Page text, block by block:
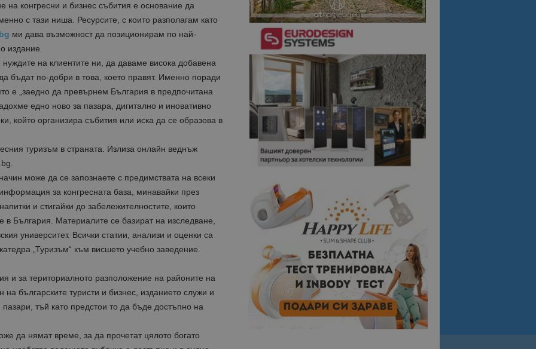
на конгресни и бизнес събития е основание да
с тази ниша. Ресурсите, с които разполагам като
ми дава възможност да позиционирам по най-
издание.
на клиентите ни, да даваме висока добавена
бъдат по-добри в това, което правят. Именно поради
е „заедно да превърнем България в предпочитана
едно ново за пазара, дигитално и иновативно
който организира събития или иска да се образова в
туризъм в страната. Излиза онлайн веднъж
може да се запознаете с предимствата на всеки
за конгресната база, минавайки през
и стигайки до забележителностите, които
в България. Материалите се базират на изследване,
университет. Всички статии, анализи и оценки са
„Туризъм“ към висшето учебно заведение.
и за териториалното разположение на районите на
на българските туристи и бизнес, изданието служи и
тъй като предстои то да бъде достъпно на
да нямат време, за да прочетат цялото богато